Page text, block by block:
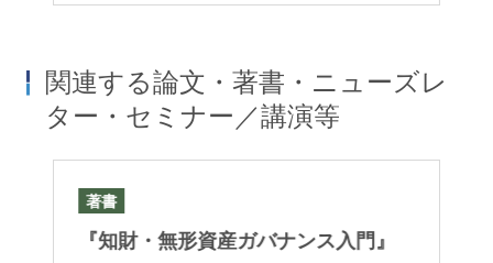
関連する論文・著書・ニューズレ
ター・セミナー／講演等
著書
『知財・無形資産ガバナンス入門』